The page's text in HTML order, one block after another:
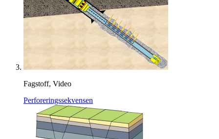
Fagstoff, Video
Perforeringssekvensen